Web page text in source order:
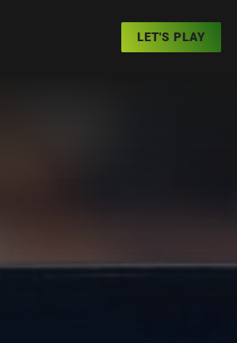
LET'S PLAY